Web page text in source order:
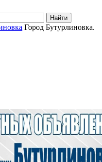
Найти
Город Бутурлиновка.